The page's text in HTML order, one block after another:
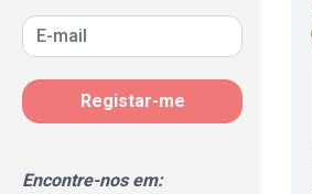
Registar-me
Encontre-nos em: